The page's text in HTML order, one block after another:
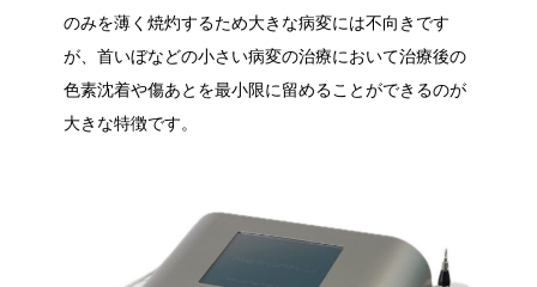
のみを薄く焼灼するため大きな病変には不向きです
が、首いぼなどの小さい病変の治療において治療後の
色素沈着や傷あとを最小限に留めることができるのが
大きな特徴です。